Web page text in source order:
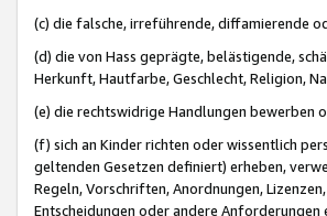
(c) die falsche, irreführende, diffamierende
(d) die von Hass geprägte, belästigende,
Herkunft, Hautfarbe, Geschlecht, Religion,
(e) die rechtswidrige Handlungen bewerben
(f) sich an Kinder richten oder wissentlich
geltenden Gesetzen definiert) erheben,
Regeln, Vorschriften, Anordnungen,
Entscheidungen oder andere